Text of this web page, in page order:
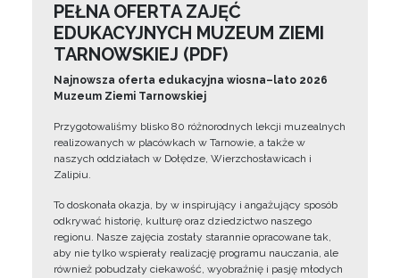
PEŁNA OFERTA ZAJĘĆ
EDUKACYJNYCH MUZEUM ZIEMI
TARNOWSKIEJ (PDF)
Najnowsza oferta edukacyjna wiosna–lato 2026
Muzeum Ziemi Tarnowskiej
Przygotowaliśmy blisko 80 różnorodnych lekcji muzealnych
realizowanych w placówkach w Tarnowie, a także w
naszych oddziałach w Dołędze, Wierzchosławicach i
Zalipiu.
To doskonała okazja, by w inspirujący i angażujący sposób
odkrywać historię, kulturę oraz dziedzictwo naszego
regionu. Nasze zajęcia zostały starannie opracowane tak,
aby nie tylko wspierały realizację programu nauczania, ale
również pobudzały ciekawość, wyobraźnię i pasję młodych